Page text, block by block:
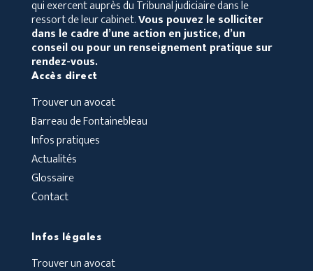
qui exercent auprès du Tribunal judiciaire dans le
ressort de leur cabinet.Vous pouvez le solliciter
dans le cadre d’une action en justice, d’un
conseil ou pour un renseignement pratique sur
rendez-vous.
Accès direct
Trouver un avocat
Barreau de Fontainebleau
Infos pratiques
Actualités
Glossaire
Contact
Infos légales
Trouver un avocat